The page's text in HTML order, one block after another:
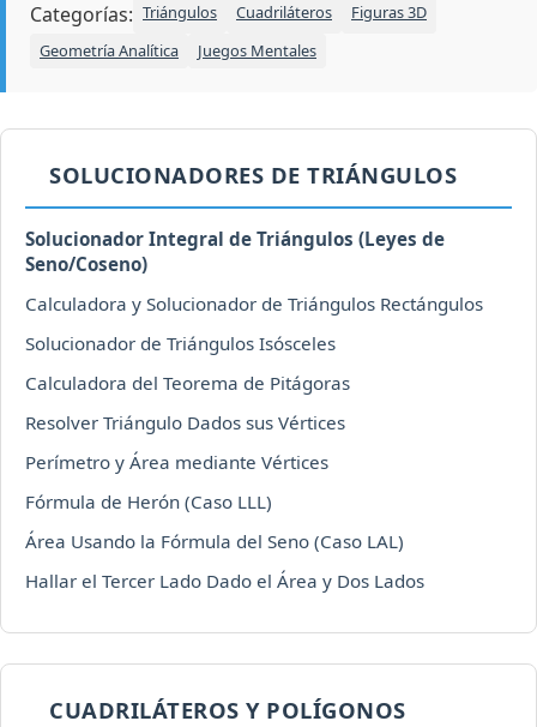
Categorías: Triángulos Cuadriláteros
Figuras 3D
Geometría Analítica
Juegos Mentales
SOLUCIONADORES DE TRIÁNGULOS
Solucionador Integral de Triángulos (Leyes de
Seno/Coseno)
Calculadora y Solucionador de Triángulos Rectángulos
Solucionador de Triángulos Isósceles
Calculadora del Teorema de Pitágoras
Resolver Triángulo Dados sus Vértices
Perímetro y Área mediante Vértices
Fórmula de Herón (Caso LLL)
Área Usando la Fórmula del Seno (Caso LAL)
Hallar el Tercer Lado Dado el Área y Dos Lados
CUADRILÁTEROS Y POLÍGONOS